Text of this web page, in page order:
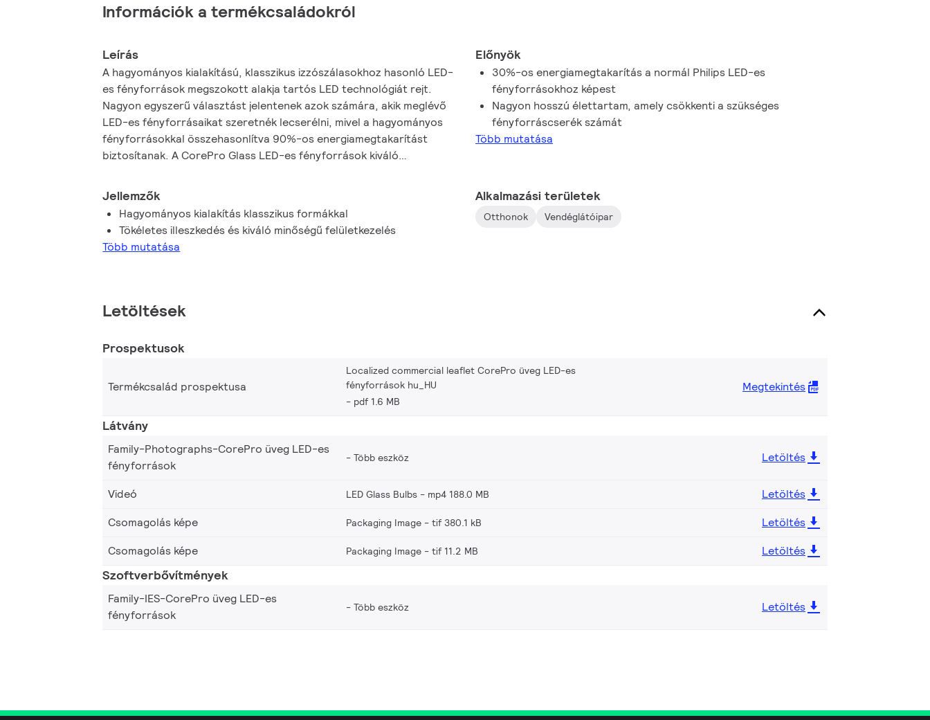
Információk a termékcsaládokról
Leírás
A hagyományos kialakítású, klasszikus izzószálasokhoz hasonló LED-
es fényforrások megszokott alakja tartós LED technológiát rejt.
Nagyon egyszerű választást jelentenek azok számára, akik meglévő
LED-es fényforrásaikat szeretnék lecserélni, mivel a hagyományos
fényforrásokkal összehasonlítva 90%-os energiamegtakarítást
biztosítanak. A CorePro Glass LED-es fényforrások kiváló
élettartamuknak köszönhetően csökkentik a karbantartási
Előnyök
30%-os energiamegtakarítás a normál Philips LED-es
fényforrásokhoz képest
Nagyon hosszú élettartam, amely csökkenti a szükséges
fényforráscserék számát
Több mutatása
Jellemzők
Hagyományos kialakítás klasszikus formákkal
Tökéletes illeszkedés és kiváló minőségű felületkezelés
Több mutatása
Alkalmazási területek
Otthonok Vendéglátóipar
Letöltések
Prospektusok
Termékcsalád prospektusa
Localized commercial leaflet CorePro üveg LED-es
fényforrások hu_HU
pdf 1.6 MB
Megtekintés
Látvány
Family-Photographs-CorePro üveg LED-es
fényforrások
Több eszköz Letöltés
Videó LED Glass Bulbs mp4 188.0 MB
Letöltés
Csomagolás képe
Packaging Image tif 380.1 kB
Letöltés
Csomagolás képe
Packaging Image tif 11.2 MB Letöltés
Szoftverbővítmények
Family-IES-CorePro üveg LED-es
fényforrások
Több eszköz Letöltés